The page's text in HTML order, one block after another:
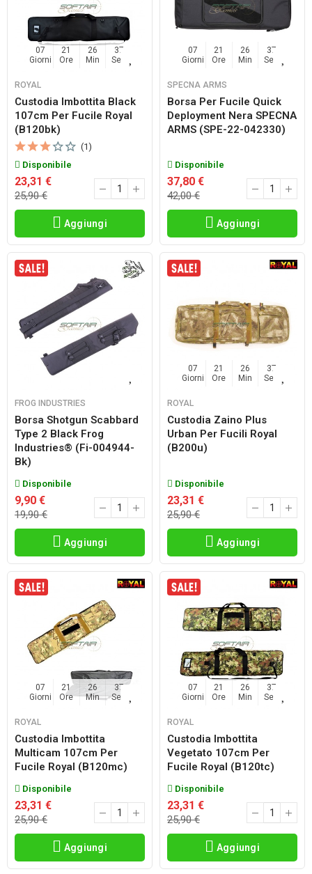
07
Giorni
21
Ore
26
Min
36
Sec
ROYAL
Custodia Imbottita Black
107cm Per Fucile Royal
(b120bk)
(1)
Disponibile
23,31 €
25,90 €
Aggiungi
07
Giorni
21
Ore
26
Min
36
Sec
SPECNA ARMS
Borsa Per Fucile Quick
Deployment Nera SPECNA
ARMS (SPE-22-042330)
Disponibile
37,80 €
42,00 €
Aggiungi
FROG INDUSTRIES
Borsa Shotgun Scabbard
Type 2 Black Frog
Industries® (fi-004944-
Bk)
Disponibile
9,90 €
19,90 €
Aggiungi
07
Giorni
21
Ore
26
Min
36
Sec
ROYAL
Custodia Zaino Plus
Urban Per Fucili Royal
(b200u)
Disponibile
23,31 €
25,90 €
Aggiungi
07
Giorni
21
Ore
26
Min
36
Sec
ROYAL
Custodia Imbottita
Multicam 107cm Per
Fucile Royal (b120mc)
Disponibile
23,31 €
25,90 €
Aggiungi
07
Giorni
21
Ore
26
Min
36
Sec
ROYAL
Custodia Imbottita
Vegetato 107cm Per
Fucile Royal (b120tc)
Disponibile
23,31 €
25,90 €
Aggiungi